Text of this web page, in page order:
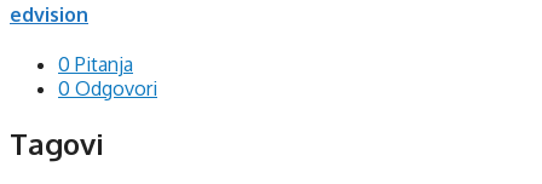
edvision
0 Pitanja
0 Odgovori
Tagovi